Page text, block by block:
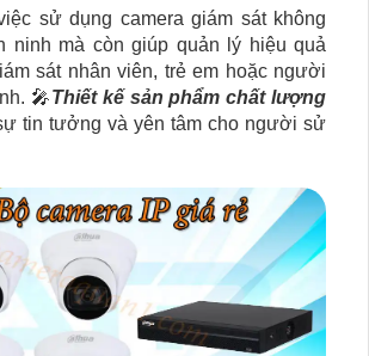
sử dụng camera giám sát không
ninh mà còn giúp quản lý hiệu quả
sát nhân viên, trẻ em hoặc người
🎤Thiết kế sản phẩm chất lượng
tin tưởng và yên tâm cho người sử